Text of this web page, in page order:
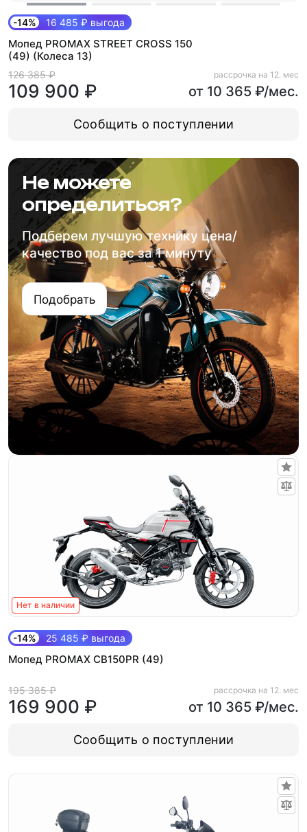
-14% 16 485 ₽ выгода
Мопед PROMAX STREET CROSS 150
(49) (Колеса 13)
126 385 ₽
109 900 ₽
рассрочка на 12. мес
от 10 365 ₽/мес.
Сообщить о поступлении
Не можете
определиться?
Подберем лучшую технику цена/
качество под вас за 1 минуту
Подобрать
Нет в наличии
-14% 25 485 ₽ выгода
Мопед PROMAX CB150PR (49)
195 385 ₽
169 900 ₽
рассрочка на 12. мес
от 10 365 ₽/мес.
Сообщить о поступлении